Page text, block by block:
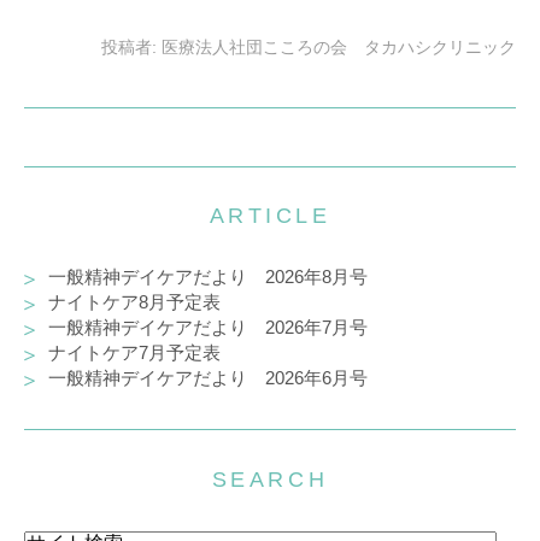
投稿者: 医療法人社団こころの会 タカハシクリニック
ARTICLE
一般精神デイケアだより 2026年8月号
ナイトケア8月予定表
一般精神デイケアだより 2026年7月号
ナイトケア7月予定表
一般精神デイケアだより 2026年6月号
SEARCH